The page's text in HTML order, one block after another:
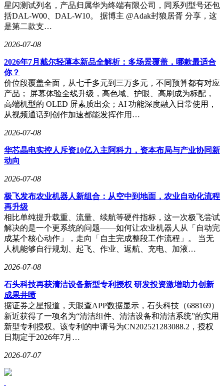
星闪测试列名，产品归属华为终端有限公司，同系列型号还包
括DAL-W00、DAL-W10。 据博主 @Adak封狼居胥 分享，这
是第二款支…
2026-07-08
2026年7月戴尔轻薄本新品全解析：多场景覆盖，哪款最适合
你？
价位段覆盖全面，从七千多元到三万多元，不同预算都有对应
产品； 屏幕体验全线升级，高色域、护眼、高刷成为标配，
高端机型的 OLED 屏素质出众；AI 功能深度融入日常使用，
从视频通话到创作加速都能发挥作用…
2026-07-08
华芯晶电实控人斥资10亿入主阿科力，资本布局与产业协同新
动向
2026-07-08
极飞发布农业机器人新组合：从空中到地面，农业自动化流程
再升级
相比单纯提升载重、流量、续航等硬件指标，这一次极飞尝试
解决的是一个更系统的问题——如何让农业机器人从「自动完
成某个核心动作」，走向「自主完成整段工作流程」。 当无
人机能够自行规划、起飞、作业、返航、充电、加液…
2026-07-08
石头科技再获清洁设备新型专利授权 研发投资激增助力创新
成果井喷
据证券之星报道，天眼查APP数据显示，石头科技（688169）
新近获得了一项名为“清洁组件、清洁设备和清洁系统”的实用
新型专利授权。该专利的申请号为CN202521283088.2，授权
日期定于2026年7月…
2026-07-07